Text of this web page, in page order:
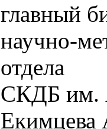
главный
научно-
СКДБ им.
Екимцева